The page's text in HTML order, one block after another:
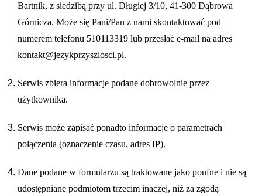
Bartnik, z siedzibą przy ul. Długiej 3/10, 41-300 Dąbrowa
Górnicza. Może się Pani/Pan z nami skontaktować pod
numerem telefonu 510113319 lub przesłać e-mail na adres
kontakt@jezykprzyszlosci.pl.
Serwis zbiera informacje podane dobrowolnie przez
użytkownika.
Serwis może zapisać ponadto informacje o parametrach
połączenia (oznaczenie czasu, adres IP).
Dane podane w formularzu są traktowane jako poufne i nie są
udostępniane podmiotom trzecim inaczej, niż za zgodą